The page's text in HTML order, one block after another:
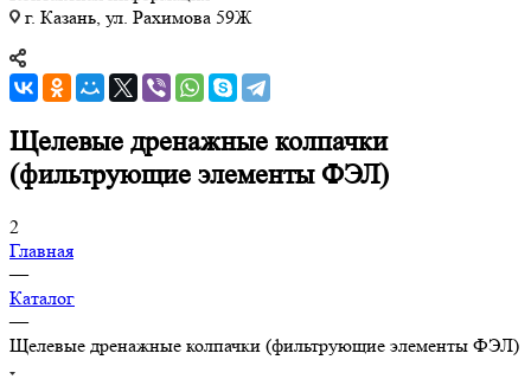
г. Казань, ул. Рахимова 59Ж
Щелевые дренажные колпачки
(фильтрующие элементы ФЭЛ)
2
Главная
—
Каталог
—
Щелевые дренажные колпачки (фильтрующие элементы ФЭЛ)